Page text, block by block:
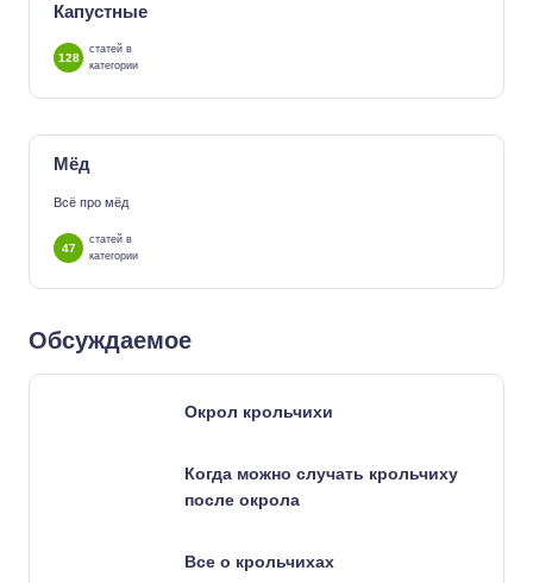
Капустные
128
статей в
категории
Мёд
Всё про мёд
47
статей в
категории
Обсуждаемое
Окрол крольчихи
Когда можно случать крольчиху
после окрола
Все о крольчихах